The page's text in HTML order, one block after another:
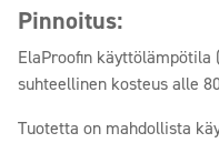
Pinnoitus:
ElaProofin käyttölämpötila
suhteellinen kosteus alle
Tuotetta on mahdollista